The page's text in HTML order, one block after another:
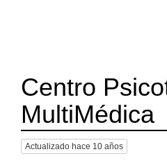
Centro
MultiMédica
Actualizado hace 10 años